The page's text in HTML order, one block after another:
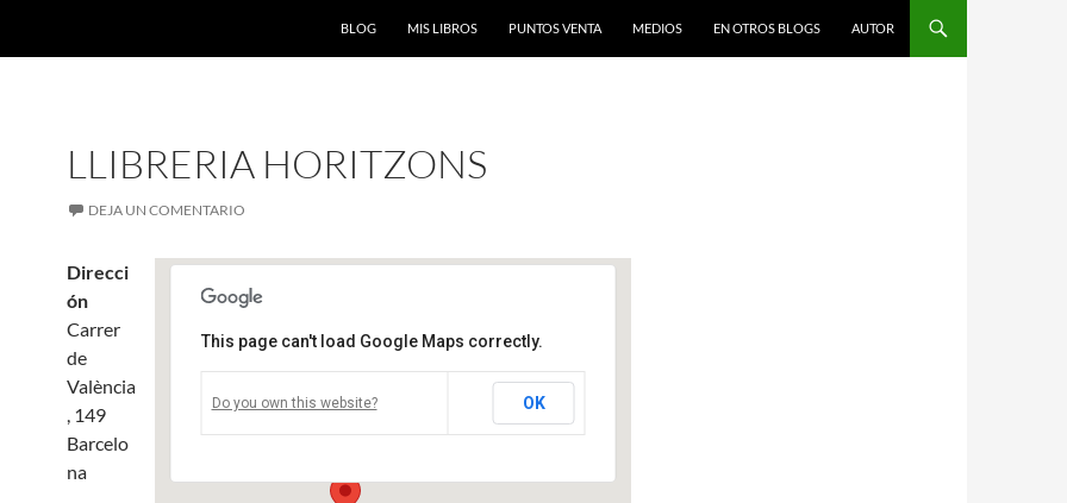
BLOG MIS LIBROS PUNTOS VENTA MEDIOS EN OTROS BLOGS AUTOR
LLIBRERIA HORITZONS
DEJA UN COMENTARIO
Carrer de València, 149 - Barcelona
Eventos
This page can't load Google Maps correctly.
Do you own this website? OK
Direcci
ón
Carrer
de
València
, 149
Barcelo
na